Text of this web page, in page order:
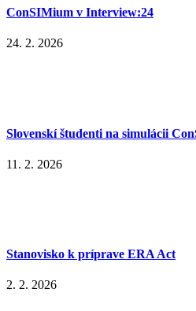
ConSIMium v Interview:24
24. 2. 2026
Slovenskí študenti na simulácii
11. 2. 2026
Stanovisko k príprave ERA Act
2. 2. 2026